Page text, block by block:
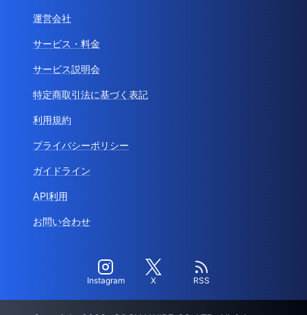
運営会社
サービス・料金
サービス説明会
特定商取引法に基づく表記
利用規約
プライバシーポリシー
ガイドライン
API利用
お問い合わせ
Instagram X RSS